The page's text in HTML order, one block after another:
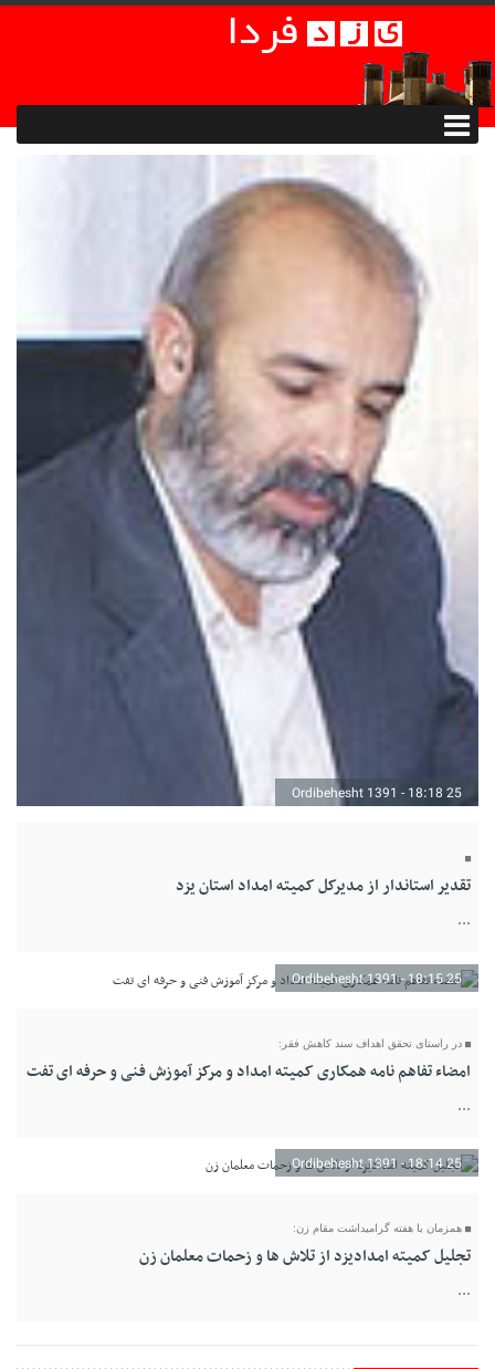
25 Ordibehesht 1391 - 18:18
تقدیر استاندار از مدیرکل کمیته امداد استان یزد
...
25 Ordibehesht 1391 - 18:15
در راستای تحقق اهداف سند کاهش فقر:
امضاء تفاهم نامه همکاری کمیته امداد و مرکز آموزش فنی و حرفه ای تفت
...
25 Ordibehesht 1391 - 18:14
همزمان با هفته گرامیداشت مقام زن:
تجلیل کمیته امدادیزد از تلاش ها و زحمات معلمان زن
...